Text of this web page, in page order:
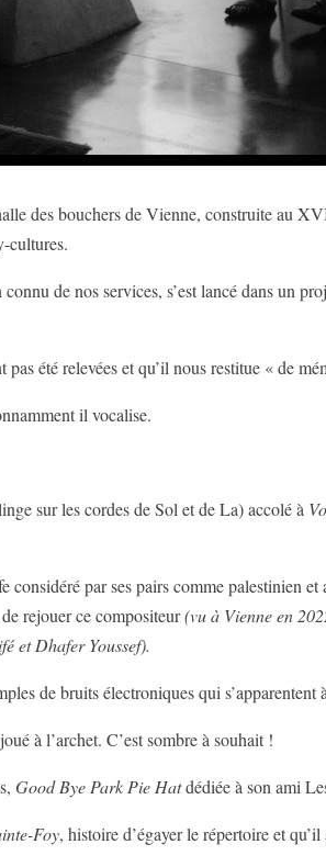
des bouchers de Vienne, construite au
cultures.
de nos services, s’est lancé dans un
été relevées et qu’il nous restitue « de
il vocalise.
sur les cordes de Sol et de La) accolé à
par ses pairs comme palestinien
rejouer ce compositeur(vu à Vienne en
et Dhafer Youssef).
de bruits électroniques qui s’apparentent
à l’archet. C’est sombre à souhait !
Good Bye Park Pie Hatdédiée à son ami
Foy, histoire d’égayer le répertoire et